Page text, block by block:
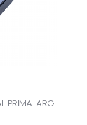
PRIMA. ARG